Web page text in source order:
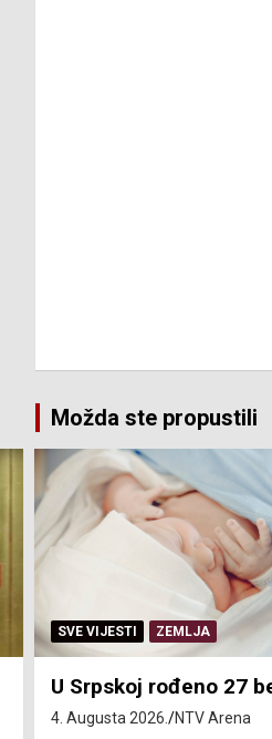
Možda ste propustili
SERVISNE INFORMACIJE
Isključenja vode –
avgust